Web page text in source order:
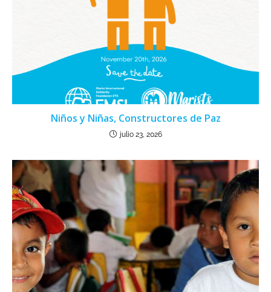
Niños y Niñas, Constructores de Paz
julio 23, 2026